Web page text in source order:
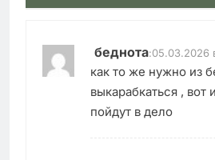
беднота:05.03.2026
как то же нужно из
выкарабкаться , вот
пойдут в дело